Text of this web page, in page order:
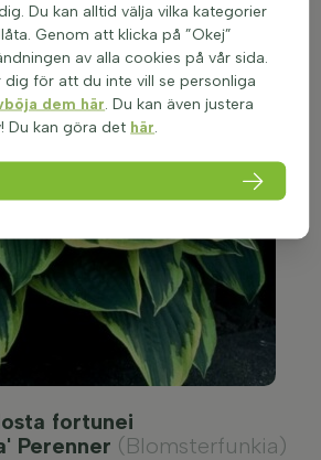
fortunei
Perenner (Blomsterfunkia)
Du kan alltid välja vilka kategorier
Genom att klicka på ”Okej”
av alla cookies på vår sida.
för att du inte vill se personliga
dem här . Du kan även justera
Du kan göra det här